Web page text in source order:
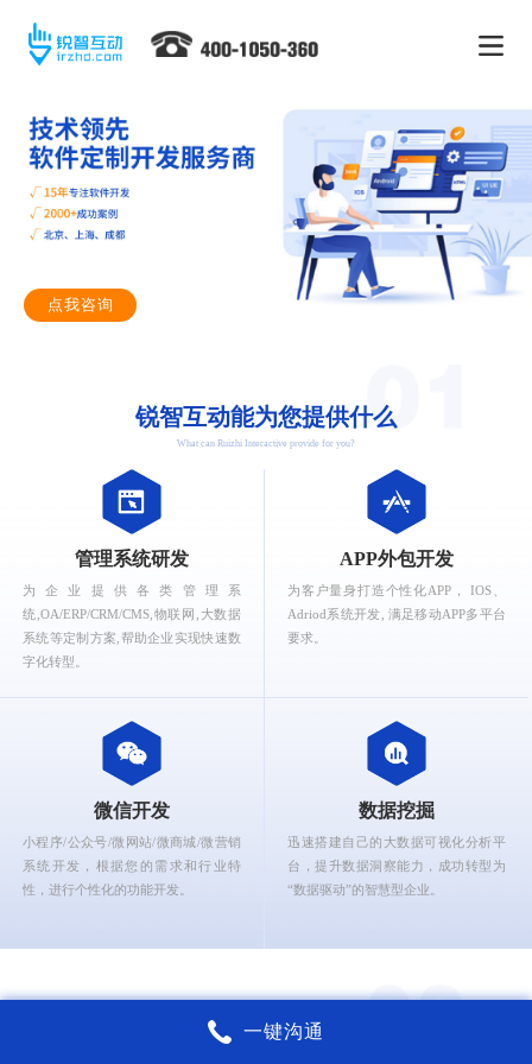
点我咨询
锐智互动能为您提供什么
What can Ruizhi Interactive provide for you?
管理系统研发
为企业提供各类管理系
统,OA/ERP/CRM/CMS,物联网,大数据
系统等定制方案,帮助企业实现快速数
字化转型。
APP外包开发
为客户量身打造个性化APP， IOS、
Adriod系统开发, 满足移动APP多平台
要求。
微信开发
小程序/公众号/微网站/微商城/微营销
系统开发，根据您的需求和行业特
性，进行个性化的功能开发。
数据挖掘
迅速搭建自己的大数据可视化分析平
台，提升数据洞察能力，成功转型为
“数据驱动”的智慧型企业。
锐智互动核心能力
一键沟通